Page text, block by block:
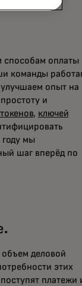
оплаты
команды
опыт на
и
, ключей
мы
шаг вперёд по
деловой
этих
платежи